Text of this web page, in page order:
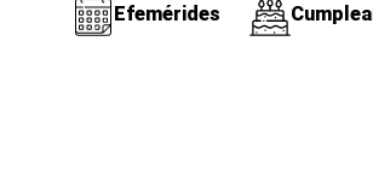
Efemérides